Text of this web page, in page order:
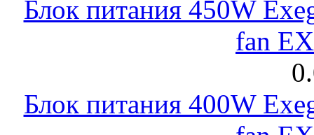
Блок питания 450W
fan
Блок питания 400W